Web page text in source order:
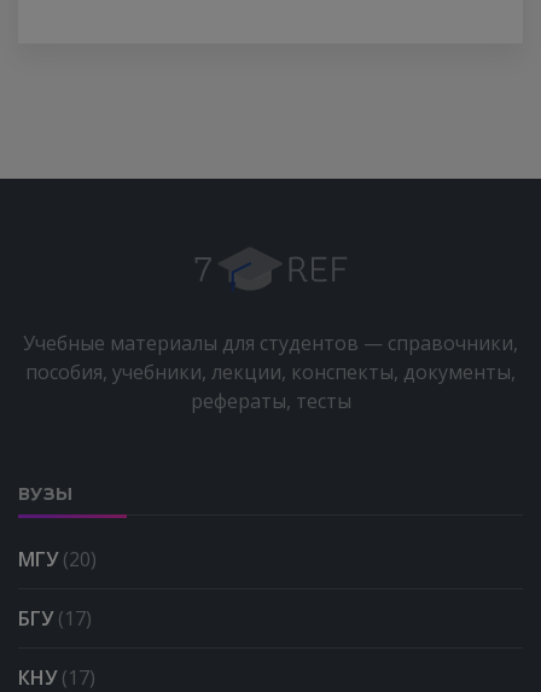
Учебные материалы для студентов — справочники,
пособия, учебники, лекции, конспекты, документы,
рефераты, тесты
ВУЗЫ
МГУ(20)
БГУ(17)
КНУ(17)